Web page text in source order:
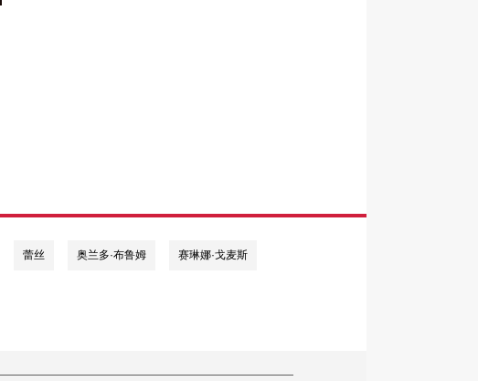
蕾丝 奥兰多·布鲁姆 赛琳娜·戈麦斯